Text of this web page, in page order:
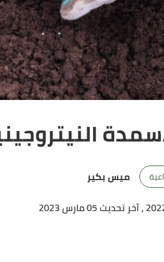
ميس بكير
، آخر تحديث 05 مارس 2023